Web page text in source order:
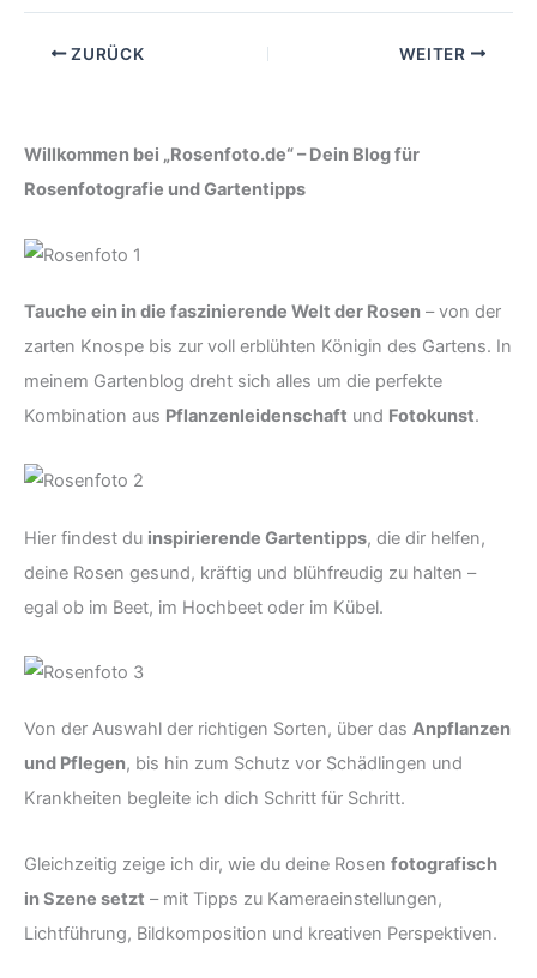
ZURÜCK WEITER
Willkommen bei „Rosenfoto.de“ – Dein Blog für
Rosenfotografie und Gartentipps
Tauche ein in die faszinierende Welt der Rosen – von der
zarten Knospe bis zur voll erblühten Königin des Gartens. In
meinem Gartenblog dreht sich alles um die perfekte
Kombination aus Pflanzenleidenschaft und Fotokunst.
Hier findest du inspirierende Gartentipps, die dir helfen,
deine Rosen gesund, kräftig und blühfreudig zu halten –
egal ob im Beet, im Hochbeet oder im Kübel.
Von der Auswahl der richtigen Sorten, über das Anpflanzen
und Pflegen, bis hin zum Schutz vor Schädlingen und
Krankheiten begleite ich dich Schritt für Schritt.
Gleichzeitig zeige ich dir, wie du deine Rosen fotografisch
in Szene setzt – mit Tipps zu Kameraeinstellungen,
Lichtführung, Bildkomposition und kreativen Perspektiven.